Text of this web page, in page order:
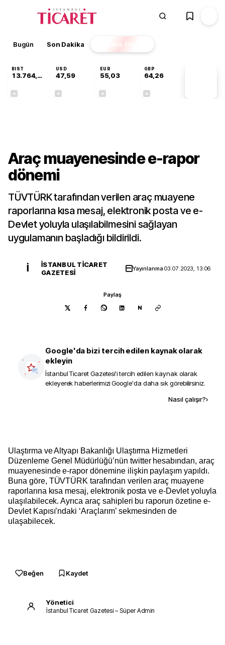
Bugün Son Dakika Finans EKSTRA
BIST
13.764,88
USD
47,59
EUR
55,03
GBP
64,26
Araç muayenesinde e-rapor
dönemi
TÜVTÜRK tarafından verilen araç muayene
raporlarına kısa mesaj, elektronik posta ve e-
Devlet yoluyla ulaşılabilmesini sağlayan
uygulamanın başladığı bildirildi.
İ
İSTANBUL TICARET
GAZETESI
Yayınlanma03.07.2023, 13:06
Paylaş
N
Google'da bizi tercih edilen kaynak olarak
ekleyin
İstanbul Ticaret Gazetesi'i tercih edilen kaynak olarak
ekleyerek haberlerimizi Google'da daha sık görebilirsiniz.
Nasıl çalışır?›
Ulaştırma ve Altyapı Bakanlığı Ulaştırma Hizmetleri
Düzenleme Genel Müdürlüğü’nün twitter hesabından, araç
muayenesinde e-rapor dönemine ilişkin paylaşım yapıldı.
Buna göre, TÜVTÜRK tarafından verilen araç muayene
raporlarına kısa mesaj, elektronik posta ve e-Devlet yoluyla
ulaşılabilecek. Ayrıca araç sahipleri bu raporun özetine e-
Devlet Kapısı’ndaki ‘Araçlarım’ sekmesinden de
ulaşabilecek.
Beğen Kaydet
Yönetici
İstanbul Ticaret Gazetesi – Süper Admin